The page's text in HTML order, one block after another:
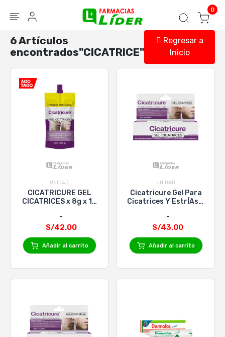
Seguir mi pedido 0
6 Artículos
encontrados"CICATRICE"
Regresar a
Inicio
UNIDAD
CICATRICURE GEL
CICATRICES x 8g x 12
S/42.00
Añadir al carrito
UNIDAD
Cicatricure Gel Para
Cicatrices Y EstrÍAs X
S/43.00
Añadir al carrito